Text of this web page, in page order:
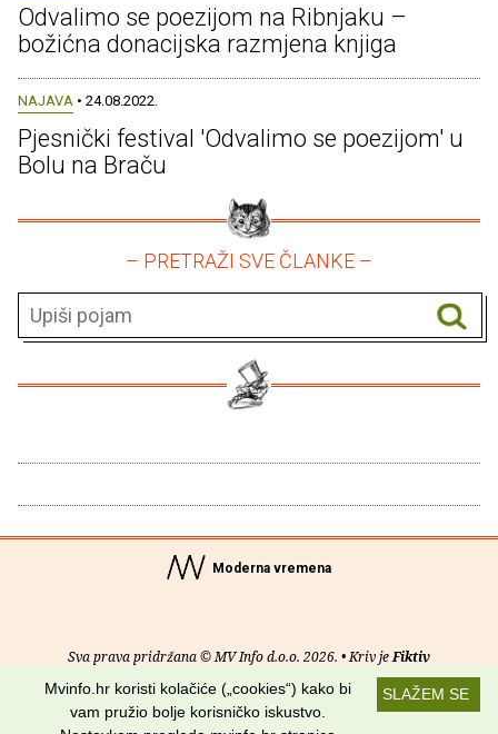
Odvalimo se poezijom na Ribnjaku –
božićna donacijska razmjena knjiga
NAJAVA • 24.08.2022.
Pjesnički festival 'Odvalimo se poezijom' u
Bolu na Braču
– PRETRAŽI SVE ČLANKE –
Moderna vremena
Sva prava pridržana © MV Info d.o.o. 2026. • Kriv jeFiktiv
Uvjeti korištenja RSS kanaliSLAŽEM SE
Mvinfo.hr koristi kolačiće („cookies“) kako bi
vam pružio bolje korisničko iskustvo.